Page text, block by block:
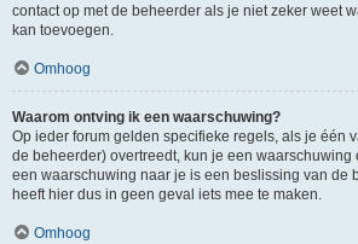
contact op met de beheerder als je niet zeker weet
kan toevoegen.
Omhoog
Waarom ontving ik een waarschuwing?
Op ieder forum gelden specifieke regels, als je één
de beheerder) overtreedt, kun je een waarschuwing
een waarschuwing naar je is een beslissing van de
heeft hier dus in geen geval iets mee te maken.
Omhoog